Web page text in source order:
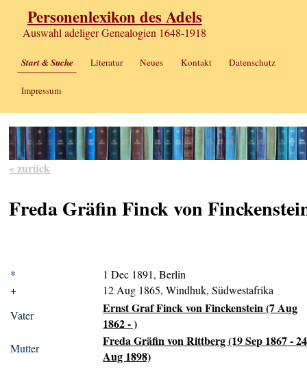
Personenlexikon des Adels
Auswahl adeliger Genealogien 1648-1918
Start & Suche Literatur Neues Kontakt Datenschutz
Impressum
« zurück
Freda Gräfin Finck von
*
1 Dec 1891, Berlin
+
12 Aug 1865, Windhuk, Südwestafrika
Vater
Ernst Graf Finck von Finckenstein (7 Aug
1862 - )
Mutter
Freda Gräfin von Rittberg (19 Sep 1867 - 24
Aug 1898)